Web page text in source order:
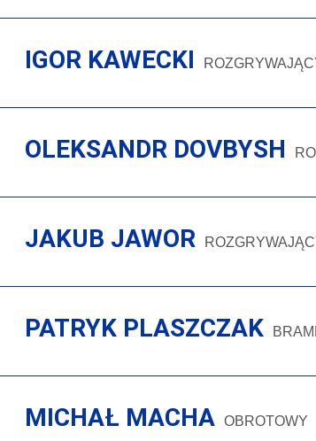
IGOR KAWECKI
OLEKSANDR DOVBYSH
JAKUB JAWOR
PATRYK PLASZCZAK
MICHAŁ MACHA OBROTOWY